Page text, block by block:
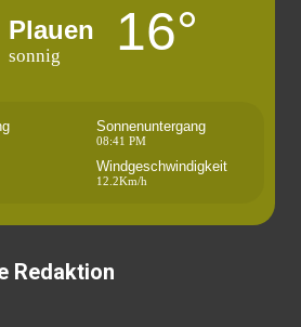
Plauen
sonnig 16°
Sonnenuntergang
08:41 PM
Windgeschwindigkeit
12.2Km/h
Redaktion